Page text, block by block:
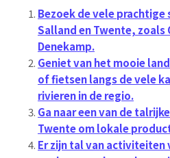
Bezoek de vele prachtige
Salland en Twente,
Denekamp.
Geniet van het mooie
of fietsen langs de vele
rivieren in de regio.
Ga naar een van de
Twente om lokale
Er zijn tal van activiteiten